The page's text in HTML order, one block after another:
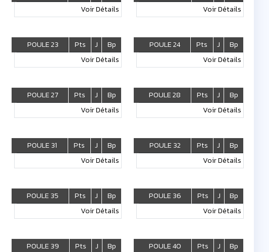
Voir Détails
Voir Détails
POULE 23 Pts J
Bp
Voir Détails
POULE 24 Pts J
Bp
Voir Détails
POULE 27 Pts J
Bp
Voir Détails
POULE 28 Pts J
Bp
Voir Détails
POULE 31 Pts J
Bp
Voir Détails
POULE 32 Pts J
Bp
Voir Détails
POULE 35 Pts J
Bp
Voir Détails
POULE 36 Pts J
Bp
Voir Détails
POULE 39 Pts J
Bp
POULE 40 Pts J
Bp